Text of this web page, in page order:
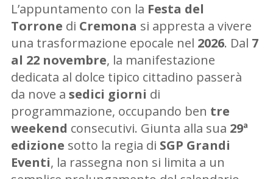
L’appuntamento con la Festa del
Torrone di Cremona si appresta a vivere
una trasformazione epocale nel 2026. Dal 7
al 22 novembre, la manifestazione
dedicata al dolce tipico cittadino passerà
da nove a sedici giorni di
programmazione, occupando ben tre
weekend consecutivi. Giunta alla sua 29ª
edizione sotto la regia di SGP Grandi
Eventi, la rassegna non si limita a un